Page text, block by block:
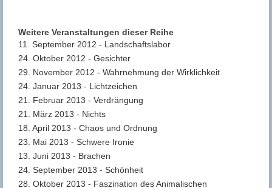
Weitere Veranstaltungen dieser Reihe
11. September 2012 - Landschaftslabor
24. Oktober 2012 - Gesichter
29. November 2012 - Wahrnehmung der Wirklichkeit
24. Januar 2013 - Lichtzeichen
21. Februar 2013 - Verdrängung
21. März 2013 - Nichts
18. April 2013 - Chaos und Ordnung
23. Mai 2013 - Schwere Ironie
13. Juni 2013 - Brachen
24. September 2013 - Schönheit
28. Oktober 2013 - Faszination des Animalischen